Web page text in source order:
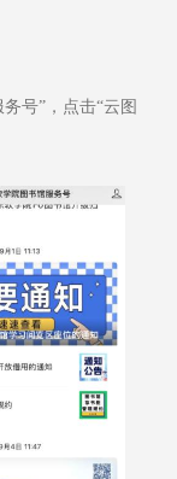
号”，点击“云图